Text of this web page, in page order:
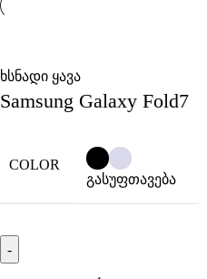
ხსნადი ყავა
Samsung Galaxy Fold7
COLOR
გასუფთავება